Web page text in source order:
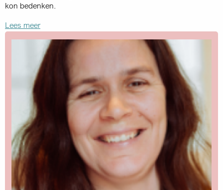
kon bedenken.
Lees meer